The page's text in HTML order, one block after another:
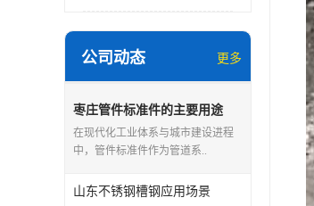
公司动态 更多
枣庄管件标准件的主要用途
在现代化工业体系与城市建设进程
中，管件标准件作为管道系..
山东不锈钢槽钢应用场景